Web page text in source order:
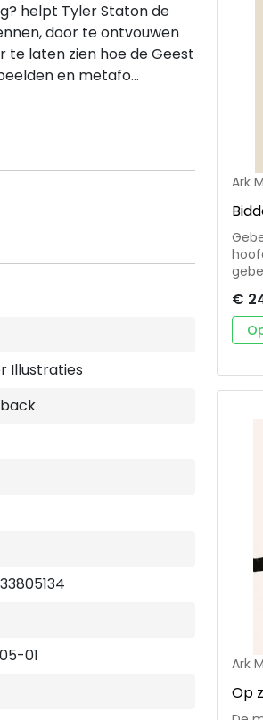
helpt Tyler Staton de
door te ontvouwen
te laten zien hoe de Geest
en metafo...
Illustraties
01
Ark
•
een
€
Ark
Op